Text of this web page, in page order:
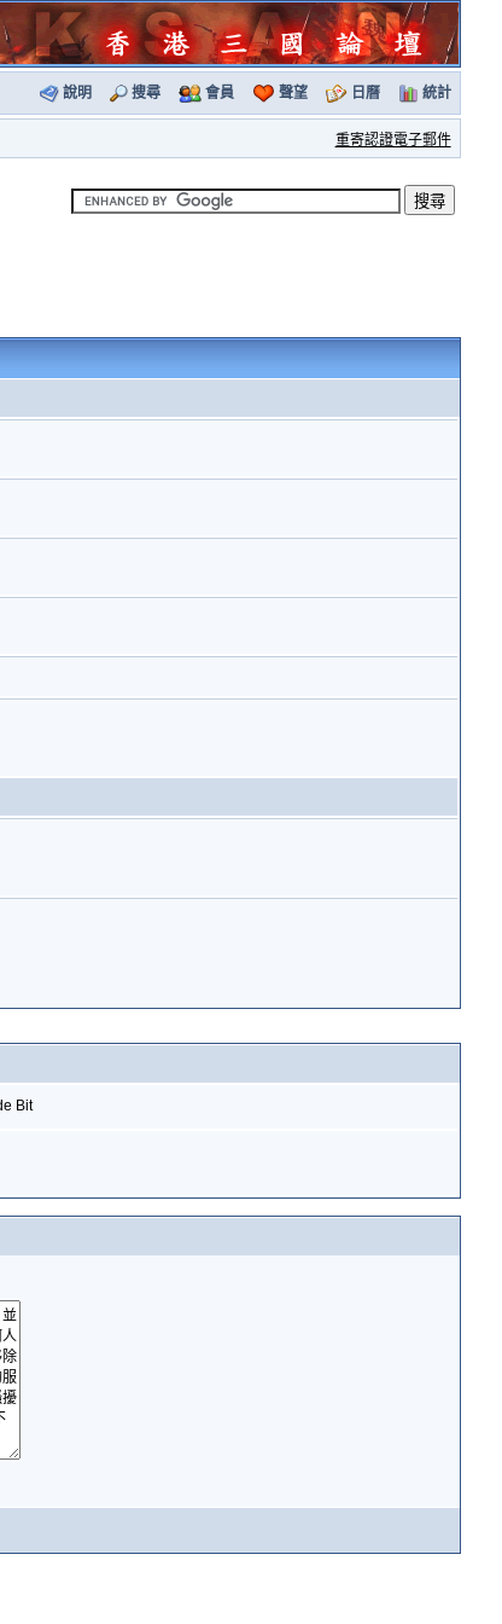
說明 搜尋 會員 聲望 日曆 統計
重寄認證電子郵件